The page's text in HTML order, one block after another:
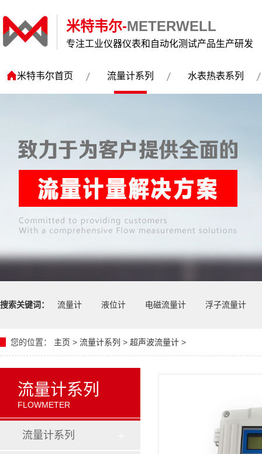
米特韦尔-METERWELL
专注工业仪器仪表和自动化测试产品生产研发
米特韦尔首页 流量计系列 水表热表系列
搜索关键词： 流量计 液位计 电磁流量计 浮子流量计
您的位置： 主页 > 流量计系列 > 超声波流量计 >
流量计系列
FLOWMETER
流量计系列